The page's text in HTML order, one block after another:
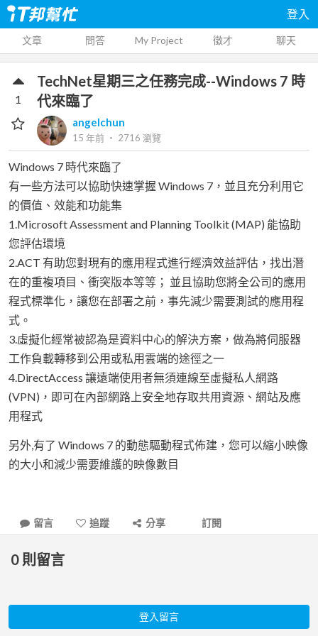
登入
文章 問答 My Project 徵才 聊天
TechNet星期三之任務完成--Windows 7 時
代來臨了
angelchun
15 年前 ‧ 2716 瀏覽
1
Windows 7 時代來臨了
有一些方法可以協助快速掌握 Windows 7，並且充分利用它
的價值、效能和功能集
1.Microsoft Assessment and Planning Toolkit (MAP) 能協助
您評估環境
2.ACT 有助您對現有的應用程式進行經濟效益評估，找出潛
在的重複項目、衝突版本等等； 並且協助您將全公司的應用
程式標準化，讓您在部署之前，事先減少需要測試的應用程
式。
3.虛擬化經常被認為是資料中心的解決方案，做為將伺服器
工作負載轉移到公用或私用雲端的途徑之一
4.DirectAccess 讓遠端使用者無須連線至虛擬私人網路
(VPN)，即可在內部網路上安全地存取共用資源、網站及應
用程式
另外,有了 Windows 7 的動態驅動程式佈建，您可以縮小映像
的大小和減少需要維護的映像數目
留言 追蹤 分享 訂閱
0 則留言
登入留言